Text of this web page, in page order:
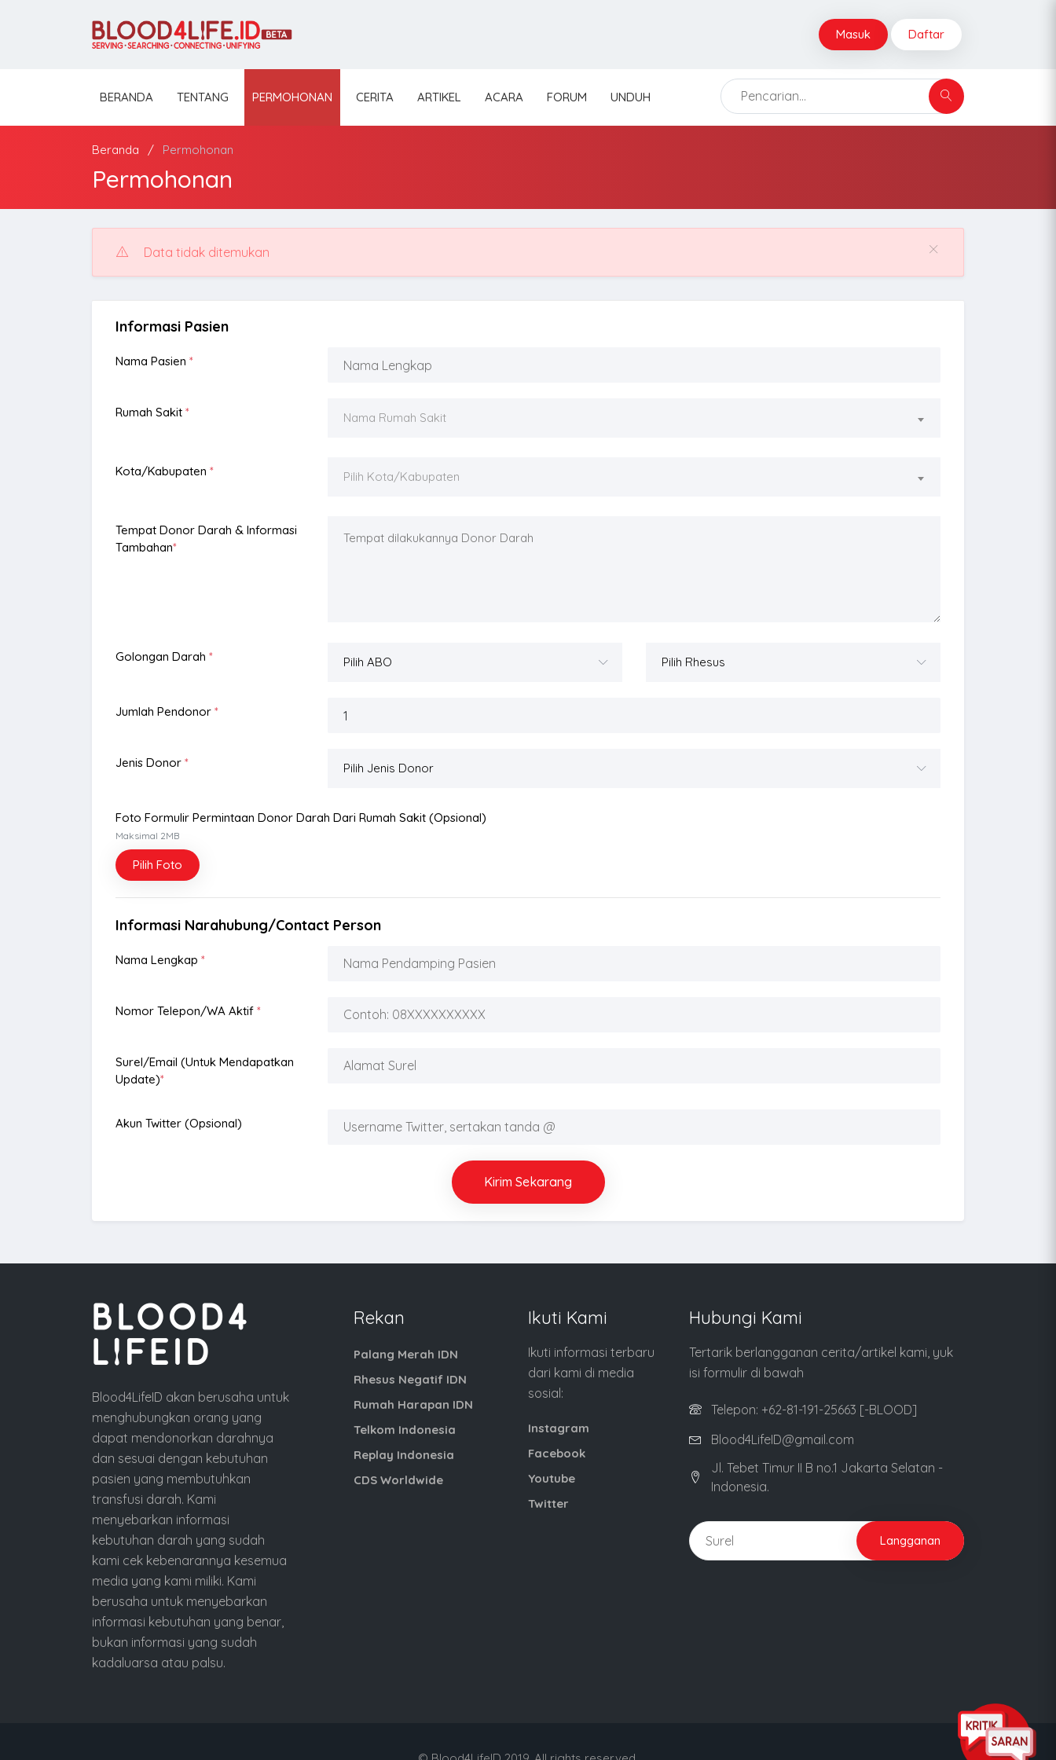
Masuk Daftar
BERANDA TENTANG PERMOHONAN CERITA ARTIKEL ACARA FORUM UNDUH
Beranda Permohonan
Permohonan
Data tidak ditemukan
Informasi Pasien
Nama Pasien *
Rumah Sakit * Nama Rumah Sakit
Kota/Kabupaten * Pilih Kota/Kabupaten
Tempat Donor Darah & Informasi
Tambahan*
Golongan Darah *
Jumlah Pendonor *
Jenis Donor *
Foto Formulir Permintaan Donor Darah Dari Rumah Sakit (opsional)
Maksimal 2MB
Pilih Foto
Informasi Narahubung/Contact Person
Nama Lengkap *
Nomor Telepon/WA Aktif *
Surel/Email (Untuk Mendapatkan
Update)*
Akun Twitter (opsional)
Kirim Sekarang
Blood4LifeID akan berusaha untuk
menghubungkan orang yang
dapat mendonorkan darahnya
dan sesuai dengan kebutuhan
pasien yang membutuhkan
transfusi darah. Kami
menyebarkan informasi
kebutuhan darah yang sudah
kami cek kebenarannya kesemua
media yang kami miliki. Kami
berusaha untuk menyebarkan
informasi kebutuhan yang benar,
bukan informasi yang sudah
kadaluarsa atau palsu.
Rekan
Palang Merah IDN
Rhesus Negatif IDN
Rumah Harapan IDN
Telkom Indonesia
Replay Indonesia
CDS Worldwide
Ikuti Kami
Ikuti informasi terbaru
dari kami di media
sosial:
Instagram
Facebook
Youtube
Twitter
Hubungi Kami
Tertarik berlangganan cerita/artikel kami, yuk
isi formulir di bawah
Telepon: +62-81-191-25663 [-BLOOD]
Blood4LifeID@gmail.com
Jl. Tebet Timur II B no.1 Jakarta Selatan -
Indonesia.
Langganan